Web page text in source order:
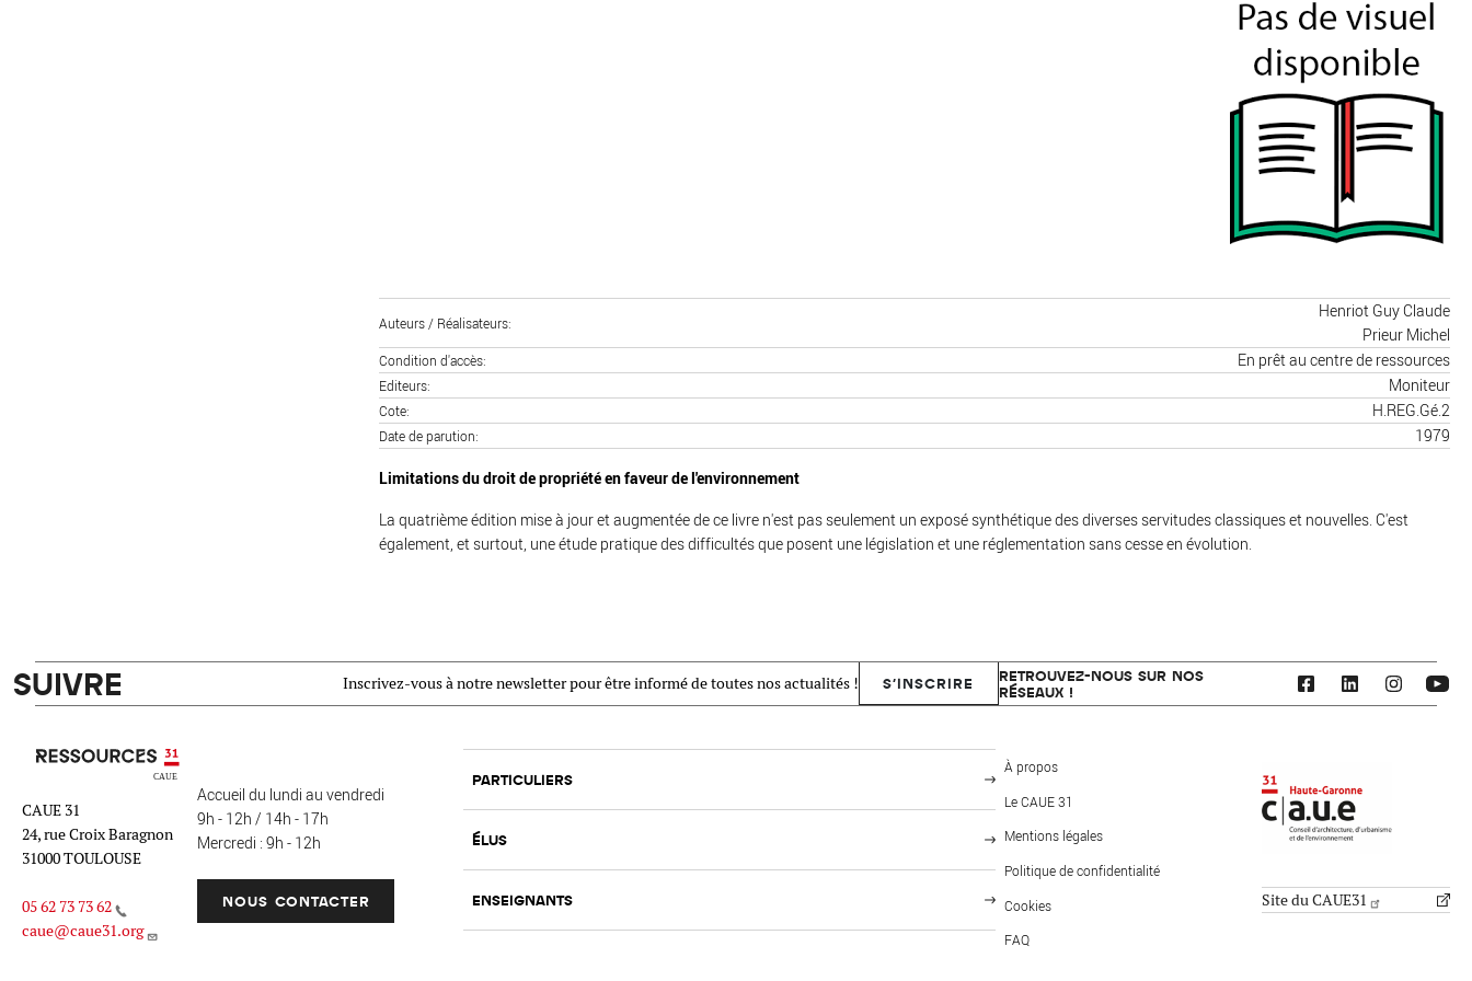
Auteurs / Réalisateurs
Henriot Guy Claude
Prieur Michel
Condition d'accès En prêt au centre de ressources
Editeurs Moniteur
Cote H.REG.Gé.2
Date de parution 1979
Limitations du droit de propriété en faveur de l'environnement
La quatrième édition mise à jour et augmentée de ce livre n'est pas seulement un exposé synthétique des diverses servitudes classiques et nouvelles. C'est
également, et surtout, une étude pratique des difficultés que posent une législation et une réglementation sans cesse en évolution.
SUIVRE Inscrivez-vous à notre newsletter pour être informé de toutes nos actualités ! S'INSCRIRE
RETROUVEZ-NOUS SUR NOS
RÉSEAUX !
Ressources 31
CAUE 31
24, rue Croix Baragnon
31000 TOULOUSE
05 62 73 73 62
caue@caue31.org
Accueil du lundi au vendredi
9h - 12h / 14h - 17h
Mercredi : 9h - 12h
NOUS CONTACTER
FOOTER: PUBLICS
PARTICULIERS
ÉLUS
ENSEIGNANTS
MENU PIED DE PAGE
À propos
Le CAUE 31
Mentions légales
Politique de confidentialité
Cookies
FAQ
Site du CAUE31